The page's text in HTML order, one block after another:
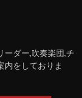
ーダー,吹奏楽団,チ
内をしておりま